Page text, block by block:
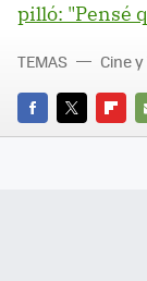
pilló: "Pensé
FACEBOOK
TWITTER
TEMAS Cine y